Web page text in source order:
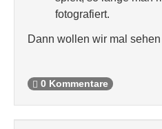
fotografiert.
Dann wollen wir mal sehen
0 Kommentare